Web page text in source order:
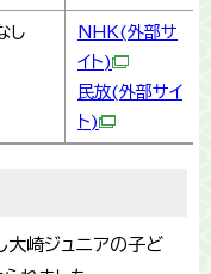
し
NHK(外部サ
イト)
民放(外部サイ
ト)
大崎ジュニアの子ど